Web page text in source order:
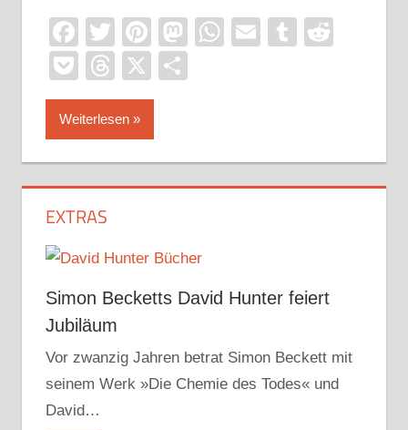
Facebook
TwitterPinterest
Mastodon
WhatsApp
EmailTumblr
PocketThreads
X
Weiterlesen
EXTRAS
Simon Becketts David Hunter feiert
Jubiläum
Vor zwanzig Jahren betrat Simon Beckett mit
seinem Werk »Die Chemie des Todes« und
David…